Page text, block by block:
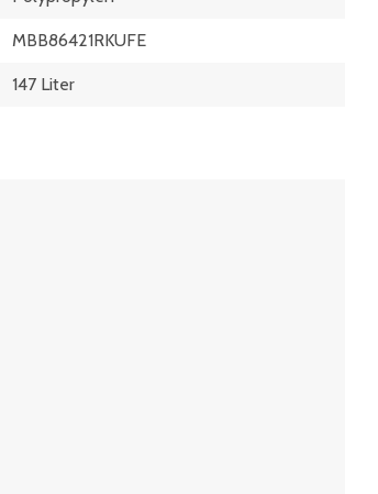
MBB86421RKUFE
147 Liter